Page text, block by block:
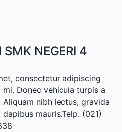
SMK NEGERI 4
consectetur adipiscing
Donec vehicula turpis a
Aliquam nibh lectus, gravida
mauris.Telp. (021)